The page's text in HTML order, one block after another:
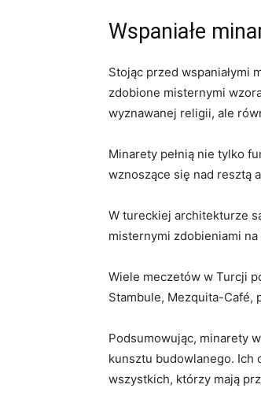
Wspaniałe
Stojąc przed wspaniałymi
zdobione misternymi
wyznawanej religii, ale
Minarety pełnią ​nie tylko
wznoszące⁢ się⁣ nad​ resztą
W tureckiej architekturze
misternymi zdobieniami
Wiele meczetów w Turcji‍
Stambule, Mezquita-Café,
Podsumowując, minarety
kunsztu budowlanego. ⁤Ich
wszystkich, którzy⁣ mają